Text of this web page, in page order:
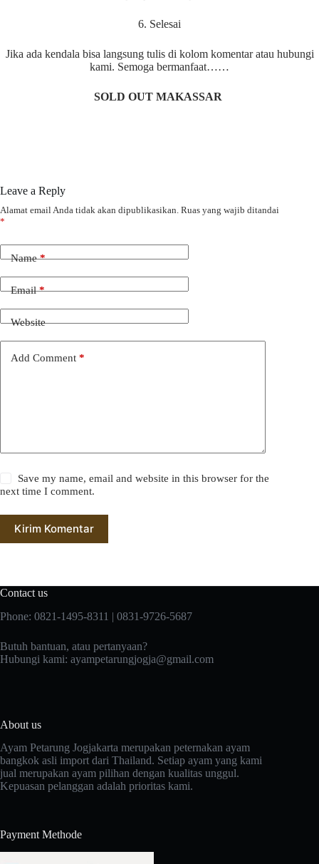
6. Selesai
Jika ada kendala bisa langsung tulis di kolom komentar atau hubungi
kami. Semoga bermanfaat……
SOLD OUT MAKASSAR
Leave a Reply
Alamat email Anda tidak akan dipublikasikan. Ruas yang wajib ditandai
*
Name*
Email*
Website
Add Comment *
Save my name, email and website in this browser for the
next time I comment.
Kirim Komentar
Contact us
Phone: 0821-1495-8311 | 0831-9726-5687
Butuh bantuan, atau pertanyaan?
Hubungi kami: ayampetarungjogja@gmail.com
About us
Ayam Petarung Jogjakarta merupakan peternakan ayam
bangkok asli import dari Thailand. Setiap ayam yang kami
jual merupakan ayam pilihan dengan kualitas unggul.
Kepuasan pelanggan adalah prioritas kami.
Payment Methode